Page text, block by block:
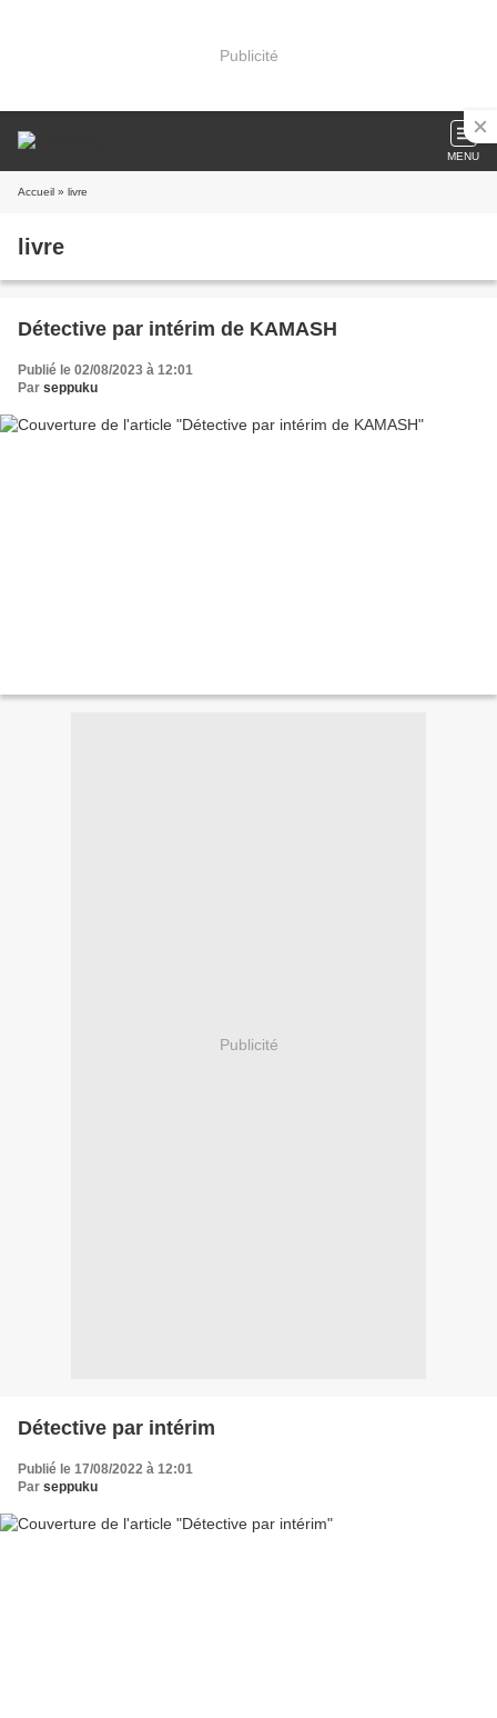
Publicité
MENU
Accueil » livre
livre
Détective par intérim de KAMASH
Publié le 02/08/2023 à 12:01
Par seppuku
Publicité
Détective par intérim
Publié le 17/08/2022 à 12:01
Par seppuku